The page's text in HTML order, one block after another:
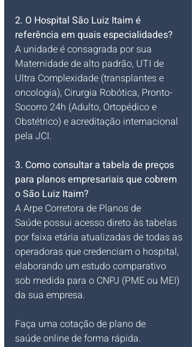
2. O Hospital São Luiz Itaim é
referência em quais especialidades?
A unidade é consagrada por sua
Maternidade de alto padrão, UTI de
Ultra Complexidade (transplantes e
oncologia), Cirurgia Robótica, Pronto-
Socorro 24h (Adulto, Ortopédico e
Obstétrico) e acreditação internacional
pela JCI.
3. Como consultar a tabela de preços
para planos empresariais que cobrem
o São Luiz Itaim?
A Arpe Corretora de Planos de
Saúde possui acesso direto às tabelas
por faixa etária atualizadas de todas as
operadoras que credenciam o hospital,
elaborando um estudo comparativo
sob medida para o CNPJ (PME ou MEI)
da sua empresa.
Faça uma cotação de plano de
saúde online de forma rápida.